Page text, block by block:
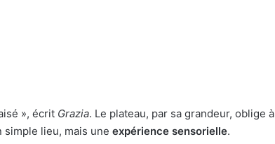
», écrit Grazia. Le plateau, par sa grandeur, oblige à
simple lieu, mais une expérience sensorielle.